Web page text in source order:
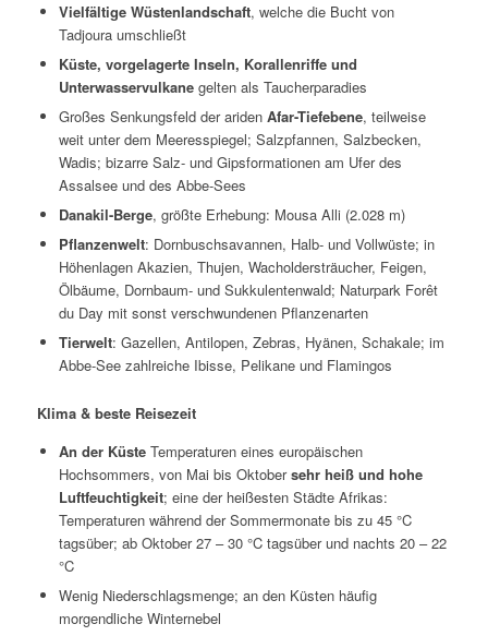
Vielfältige Wüstenlandschaft, welche die Bucht von
Tadjoura umschließt
Küste, vorgelagerte Inseln, Korallenriffe und
Unterwasservulkanegelten als Taucherparadies
Großes Senkungsfeld der ariden Afar-Tiefebene, teilweise
weit unter dem Meeresspiegel; Salzpfannen, Salzbecken,
Wadis; bizarre Salz- und Gipsformationen am Ufer des
Assalsee und des Abbe-Sees
Danakil-Berge, größte Erhebung: Mousa Alli (2.028 m)
Pflanzenwelt: Dornbuschsavannen, Halb- und Vollwüste; in
Höhenlagen Akazien, Thujen, Wacholdersträucher, Feigen,
Ölbäume, Dornbaum- und Sukkulentenwald; Naturpark Forêt
du Day mit sonst verschwundenen Pflanzenarten
Tierwelt: Gazellen, Antilopen, Zebras, Hyänen, Schakale; im
Abbe-See zahlreiche Ibisse, Pelikane und Flamingos
Klima & beste Reisezeit
An der KüsteTemperaturen eines europäischen
Hochsommers, von Mai bis Oktobersehr heiß und hohe
Luftfeuchtigkeit; eine der heißesten Städte Afrikas:
Temperaturen während der Sommermonate bis zu 45 °C
tagsüber; ab Oktober 27 – 30 °C tagsüber und nachts 20 – 22
°C
Wenig Niederschlagsmenge; an den Küsten häufig
morgendliche Winternebel